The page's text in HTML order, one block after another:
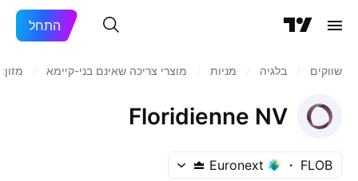
התחל
שווקים בלגיה מניות‏ מוצרי צריכה שאינם בני-קיימא
Floridienne NV
FLOB
Euronext